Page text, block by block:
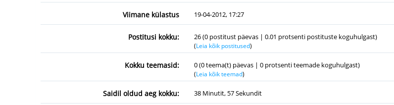
Viimane külastus 19-04-2012, 17:27
Postitusi kokku: 26 (0 postitust päevas | 0.01 protsenti postituste koguhulgast)
(Leia kõik postitused)
Kokku teemasid: 0 (0 teema(t) päevas | 0 protsenti teemade koguhulgast)
(Leia kõik teemad)
Saidil oldud aeg kokku: 38 Minutit, 57 Sekundit